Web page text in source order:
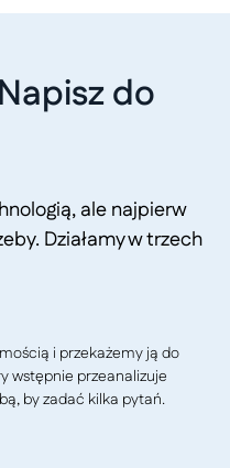
do
ale najpierw
Działamy w trzech
i przekażemy ją do
wstępnie przeanalizuje
by zadać kilka pytań.